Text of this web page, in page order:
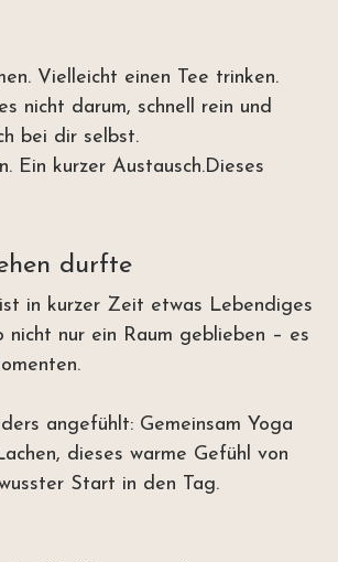
Vielleicht einen Tee trinken.
nicht darum, schnell rein und
bei dir selbst.
Ein kurzer Austausch.Dieses
durfte
in kurzer Zeit etwas Lebendiges
nur ein Raum geblieben – es
angefühlt: Gemeinsam Yoga
dieses warme Gefühl von
Start in den Tag.